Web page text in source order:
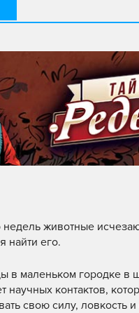
животные
найти его.
в маленьком городке
научных контактов,
свою силу, ловкость